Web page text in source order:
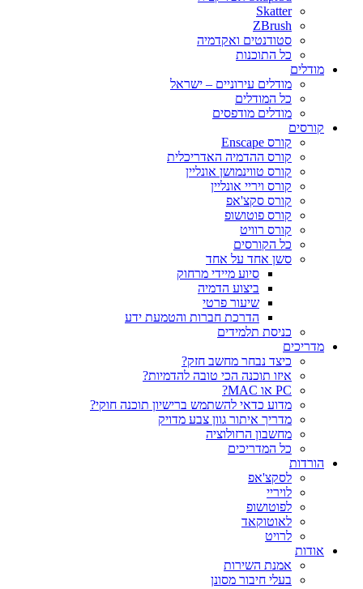
Skatter
ZBrush
סטודנטים ואקדמיה
כל התוכנות
מודלים
מודלים עירוניים – ישראל
כל המודלים
מודלים מודפסים
קורסים
קורס Enscape
קורס ההדמיה האדריכלית
קורס טווינמושן אונליין
קורס ויריי אונליין
קורס סקצ'אפ
קורס פוטושופ
קורס רוויט
כל הקורסים
סשן אחד על אחד
סיוע מיידי מרחוק
ביצוע הדמיה
שיעור פרטי
הדרכת חברות והטמעת ידע
כניסת תלמידים
מדריכים
כיצד נבחר מחשב חזק?
איזו תוכנה הכי טובה להדמיות?‎‎
PC או MAC?
מדוע כדאי להשתמש ברישיון תוכנה חוקי?
מדריך איתור גוון צבע מדויק
מחשבון הרזולוציה
כל המדריכים
הורדות
לסקצ'אפ
לויריי
לפוטושופ
לאוטוקאד
לרויט
אודות
אמנת השירות
בעלי חיבור מסונן